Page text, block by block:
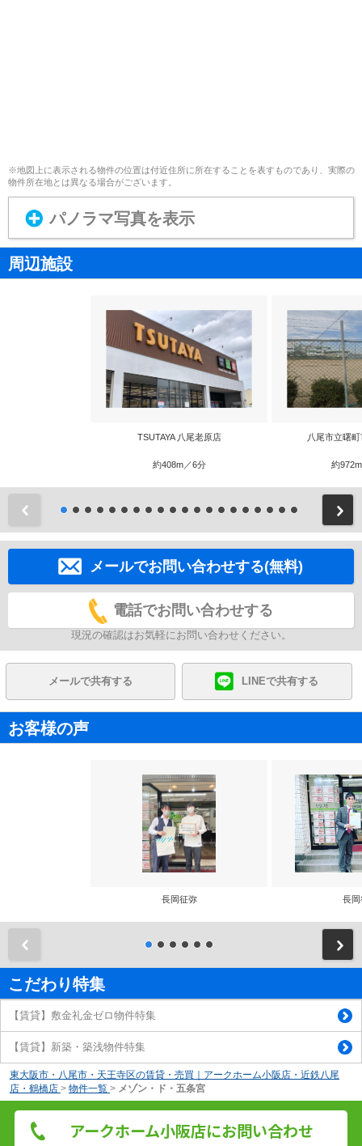
※地図上に表示される物件の位置は付近住所に所在することを表すものであり、実際の
物件所在地とは異なる場合がございます。
パノラマ写真を表示
周辺施設
TSUTAYA 八尾老原店
約408m／6分
八尾市立曙
約
メールでお問い合わせする(無料)
電話でお問い合わせする
現況の確認はお気軽にお問い合わせください。
メールで共有する LINEで共有する
お客様の声
長岡征弥 長岡
こだわり特集
【賃貸】敷金礼金ゼロ物件特集
【賃貸】新築・築浅物件特集
東大阪市・八尾市・天王寺区の賃貸・売買｜アークホーム小阪店・近鉄八尾
店・鶴橋店 > 物件一覧 > メゾン・ド・五条宮
アークホーム小阪店にお問い合わせ